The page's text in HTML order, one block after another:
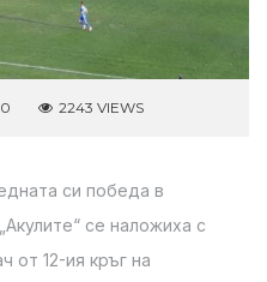
0 2243 VIEWS
си победа в
се наложиха с
от 12-ия кръг на